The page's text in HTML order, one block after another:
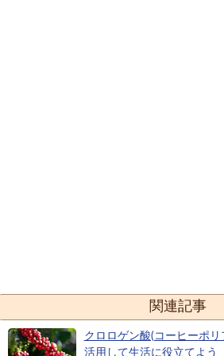
関連記事
クロロゲン酸(コーヒーポ
活用して生活に役立てよう